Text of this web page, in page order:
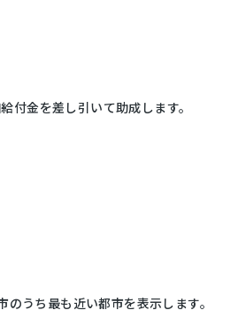
付金を差し引いて助成します。
うち最も近い都市を表示します。